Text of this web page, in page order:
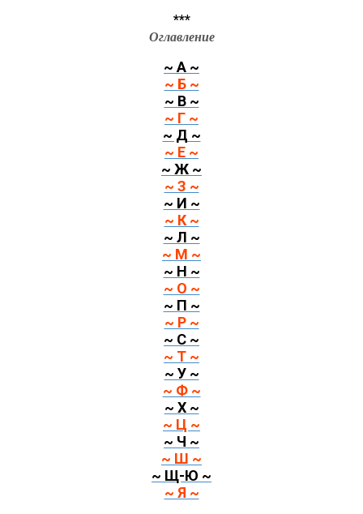
***
Оглавление
~ А ~
~ Б ~
~ В ~
~ Г ~
~ Д ~
~ Е ~
~ Ж ~
~ З ~
~ И ~
~ К ~
~ Л ~
~ М ~
~ Н ~
~ О ~
~ П ~
~ Р ~
~ С ~
~ Т ~
~ У ~
~ Ф ~
~ Х ~
~ Ц ~
~ Ч ~
~ Ш ~
~ Щ-Ю ~
~ Я ~